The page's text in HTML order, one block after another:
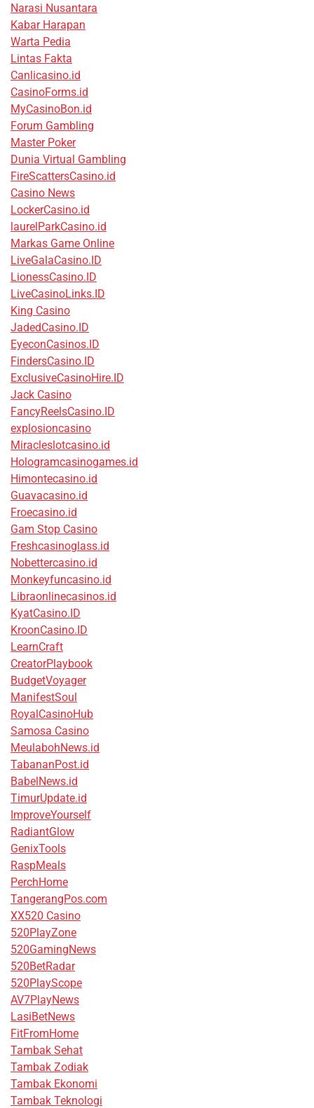
Narasi Nusantara
Kabar Harapan
Warta Pedia
Lintas Fakta
Canlicasino.id
CasinoForms.id
MyCasinoBon.id
Forum Gambling
Master Poker
Dunia Virtual Gambling
FireScattersCasino.id
Casino News
LockerCasino.id
laurelParkCasino.id
Markas Game Online
LiveGalaCasino.ID
LionessCasino.ID
LiveCasinoLinks.ID
King Casino
JadedCasino.ID
EyeconCasinos.ID
FindersCasino.ID
ExclusiveCasinoHire.ID
Jack Casino
FancyReelsCasino.ID
explosioncasino
Miracleslotcasino.id
Hologramcasinogames.id
Himontecasino.id
Guavacasino.id
Froecasino.id
Gam Stop Casino
Freshcasinoglass.id
Nobettercasino.id
Monkeyfuncasino.id
Libraonlinecasinos.id
KyatCasino.ID
KroonCasino.ID
LearnCraft
CreatorPlaybook
BudgetVoyager
ManifestSoul
RoyalCasinoHub
Samosa Casino
MeulabohNews.id
TabananPost.id
BabelNews.id
TimurUpdate.id
ImproveYourself
RadiantGlow
GenixTools
RaspMeals
PerchHome
TangerangPos.com
XX520 Casino
520PlayZone
520GamingNews
520BetRadar
520PlayScope
AV7PlayNews
LasiBetNews
FitFromHome
Tambak Sehat
Tambak Zodiak
Tambak Ekonomi
Tambak Teknologi